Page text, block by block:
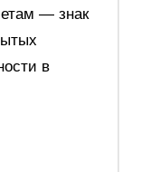
— знак
в